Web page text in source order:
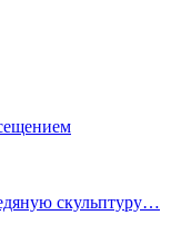
скульптуру…